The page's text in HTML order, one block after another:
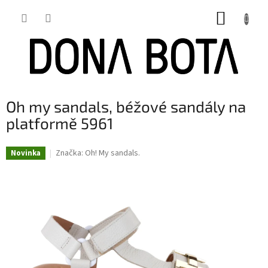
Oh my sandals, béžové sandály na
platformě 5961
Novinka Značka: Oh! My sandals.